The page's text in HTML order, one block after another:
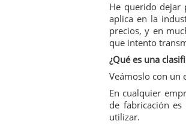
El
He querido dejar
aplica en la
precios, y en
que intento
¿Qué es una
Veámoslo con un
En cualquier
de fabricación
utilizar.